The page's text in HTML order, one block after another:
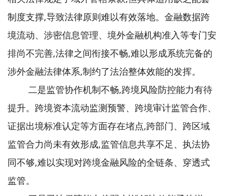
制度支撑,导致法律原则难以有效落地。金融数据跨
境流动、涉密信息管理、境外金融机构准入等专门安
排尚不完善,法律之间衔接不畅,难以形成系统完备的
涉外金融法律体系,制约了法治整体效能的发挥。
二是监管协作机制不畅,跨境风险防控能力有待
提升。跨境资本流动监测预警、跨境审计监管合作、
证据出境标准认定等方面存在堵点,跨部门、跨区域
监管合力尚未有效形成,监管信息共享不足、执法协
同不够,难以实现对跨境金融风险的全链条、穿透式
监管。